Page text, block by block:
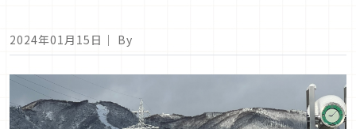
2024年01月15日 ｜ By